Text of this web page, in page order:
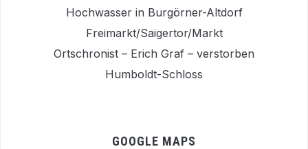
Hochwasser in Burgörner-Altdorf
Freimarkt/Saigertor/Markt
Ortschronist – Erich Graf – verstorben
Humboldt-Schloss
GOOGLE MAPS